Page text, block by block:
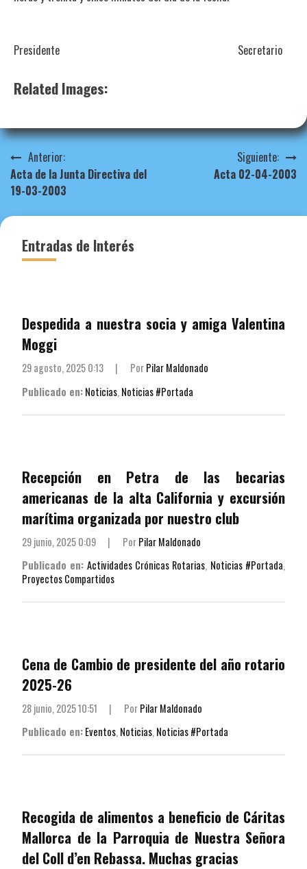
Presidente Secretario
Related Images:
Navegación
de
entradas
Anterior:
Acta de la Junta Directiva del
19-03-2003
Siguiente:
Acta 02-04-2003
Entradas de Interés
Despedida a nuestra socia y amiga Valentina
Moggi
29 agosto, 2025 0:13 | PorPilar Maldonado
Publicado en:Noticias, Noticias #Portada
Recepción en Petra de las becarias
americanas de la alta California y excursión
marítima organizada por nuestro club
29 junio, 2025 0:09 | PorPilar Maldonado
Publicado en: Actividades Crónicas Rotarias, Noticias #Portada,
Proyectos Compartidos
Cena de Cambio de presidente del año rotario
2025-26
28 junio, 2025 10:51 | PorPilar Maldonado
Publicado en:Eventos, Noticias, Noticias #Portada
Recogida de alimentos a beneficio de Cáritas
Mallorca de la Parroquia de Nuestra Señora
del Coll d’en Rebassa. Muchas gracias